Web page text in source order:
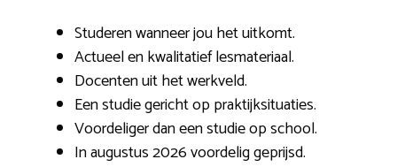
Studeren wanneer jou het uitkomt.
Actueel en kwalitatief lesmateriaal.
Docenten uit het werkveld.
Een studie gericht op praktijksituaties.
Voordeliger dan een studie op school.
In augustus 2026 voordelig geprijsd.